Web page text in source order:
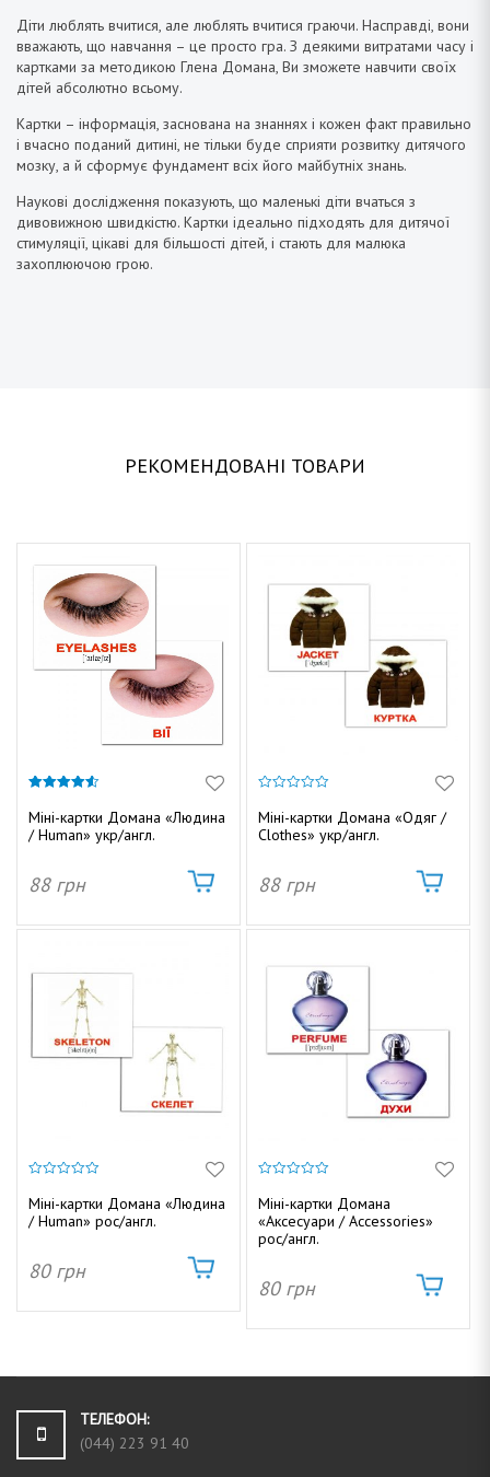
Діти люблять вчитися, але люблять вчитися граючи. Насправді, вони
вважають, що навчання – це просто гра. З деякими витратами часу і
картками за методикою Глена Домана, Ви зможете навчити своїх
дітей абсолютно всьому.
Картки – інформація, заснована на знаннях і кожен факт правильно
і вчасно поданий дитині, не тільки буде сприяти розвитку дитячого
мозку, а й сформує фундамент всіх його майбутніх знань.
Наукові дослідження показують, що маленькі діти вчаться з
дивовижною швидкістю. Картки ідеально підходять для дитячої
стимуляції, цікаві для більшості дітей, і стають для малюка
захоплюючою грою.
РЕКОМЕНДОВАНІ ТОВАРИ
з 5
Міні-картки Домана «Людина
/ Human» укр/англ.
88 грн
з
5
Міні-картки Домана «Одяг /
Clothes» укр/англ.
88 грн
з
5
Міні-картки Домана «Людина
/ Human» рос/англ.
80 грн
з
5
Міні-картки Домана
«Аксесуари / Accessories»
рос/англ.
80 грн
ТЕЛЕФОН:
(044) 223 91 40